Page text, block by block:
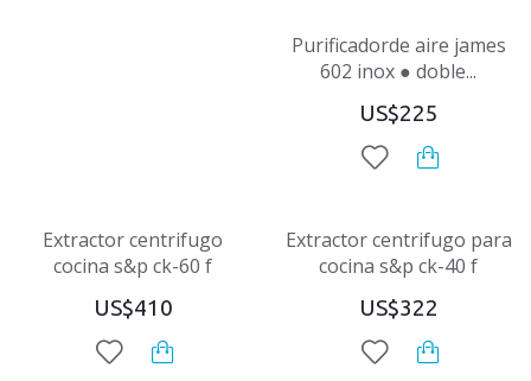
Purificadorde aire james
602 inox ● doble...
US$225
Extractor centrifugo
cocina s&p ck-60 f
US$410
Extractor centrifugo para
cocina s&p ck-40 f
US$322